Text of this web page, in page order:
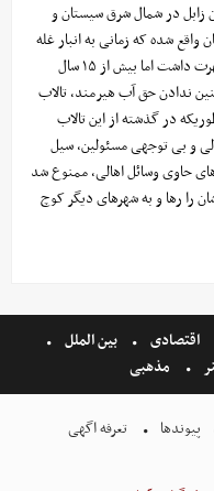
زابل در شمال شرق سیستان و
واقع شده که زمانی به انبار غله
ایران شهرت داشت اما بیش از ۱۵ سال
ندادن حق آب هیرمند، تالاب
در گذشته از این تالاب
و بی توجهی مسئولین، سیل
حاوی وسائل اهالی، ممنوع شد
را رها و به شهرهای دیگر کوچ
اقتصادی
بین الملل
مذهبی
پیوندها تعرفه اگهی